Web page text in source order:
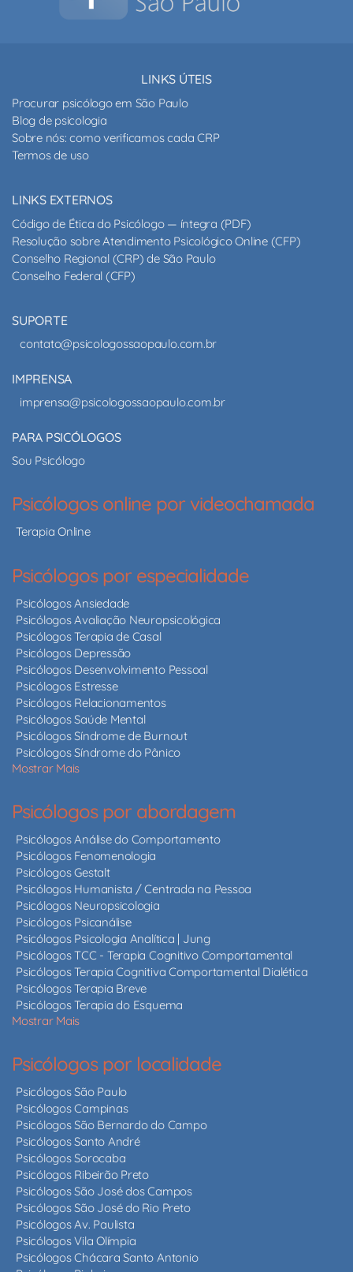
LINKS ÚTEIS
Procurar psicólogo em São Paulo
Blog de psicologia
Sobre nós: como verificamos cada CRP
Termos de uso
LINKS EXTERNOS
Código de Ética do Psicólogo — íntegra (PDF)
Resolução sobre Atendimento Psicológico Online (CFP)
Conselho Regional (CRP) de São Paulo
Conselho Federal (CFP)
SUPORTE
contato@psicologossaopaulo.com.br
IMPRENSA
imprensa@psicologossaopaulo.com.br
PARA PSICÓLOGOS
Sou Psicólogo
Psicólogos online por videochamada
Terapia Online
Psicólogos por especialidade
Psicólogos Ansiedade
Psicólogos Avaliação Neuropsicológica
Psicólogos Terapia de Casal
Psicólogos Depressão
Psicólogos Desenvolvimento Pessoal
Psicólogos Estresse
Psicólogos Relacionamentos
Psicólogos Saúde Mental
Psicólogos Síndrome de Burnout
Psicólogos Síndrome do Pânico
Mostrar Mais
Psicólogos por abordagem
Psicólogos Análise do Comportamento
Psicólogos Fenomenologia
Psicólogos Gestalt
Psicólogos Humanista / Centrada na Pessoa
Psicólogos Neuropsicologia
Psicólogos Psicanálise
Psicólogos Psicologia Analítica | Jung
Psicólogos TCC - Terapia Cognitivo Comportamental
Psicólogos Terapia Cognitiva Comportamental Dialética
Psicólogos Terapia Breve
Psicólogos Terapia do Esquema
Mostrar Mais
Psicólogos por localidade
Psicólogos São Paulo
Psicólogos Campinas
Psicólogos São Bernardo do Campo
Psicólogos Santo André
Psicólogos Sorocaba
Psicólogos Ribeirão Preto
Psicólogos São José dos Campos
Psicólogos São José do Rio Preto
Psicólogos Av. Paulista
Psicólogos Vila Olímpia
Psicólogos Chácara Santo Antonio